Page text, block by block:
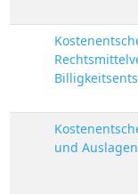
und